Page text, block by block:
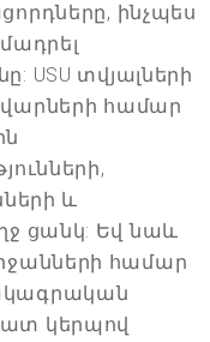
ինչպես
USU տվյալների
համար
և
ցանկ: Եվ նաև
համար
կերպով